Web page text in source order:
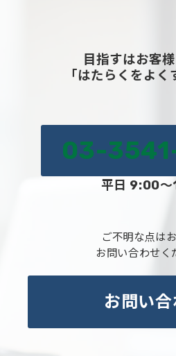
目指すはお客
「はたらくをよ
03-
平日 9:00
ご不明な点は
お問い合わせく
お問い合